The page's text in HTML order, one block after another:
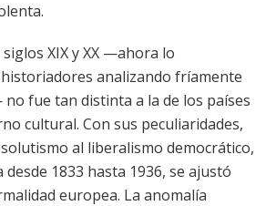
siglos XIX y XX —ahora lo
analizando fríamente
fue tan distinta a la de los países
cultural. Con sus peculiaridades,
al liberalismo democrático,
1833 hasta 1936, se ajustó
europea. La anomalía